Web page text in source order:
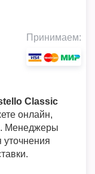
Принимаем:
Classic
онлайн,
Менеджеры